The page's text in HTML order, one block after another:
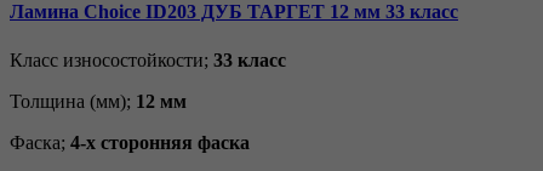
Ламина Choice ID203 ДУБ ТАРГЕТ 12 мм 33 класс
Класс износостойкости; 33 класс
Толщина (мм); 12 мм
Фаска; 4-х сторонняя фаска